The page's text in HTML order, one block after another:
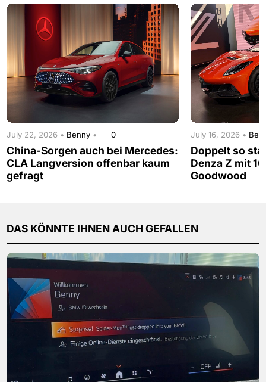
July 22, 2026 • Benny • 0
China-Sorgen auch bei Mercedes:
CLA Langversion offenbar kaum
gefragt
July 16, 2026 •
Doppelt so
Denza Z mit
Goodwood
DAS KÖNNTE IHNEN AUCH GEFALLEN